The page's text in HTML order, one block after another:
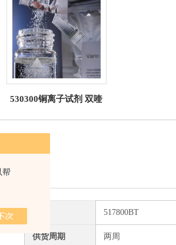
帮
530300铜离子试剂 双喹
517800BT
供货周期 两周